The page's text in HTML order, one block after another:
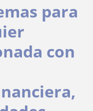
para
con